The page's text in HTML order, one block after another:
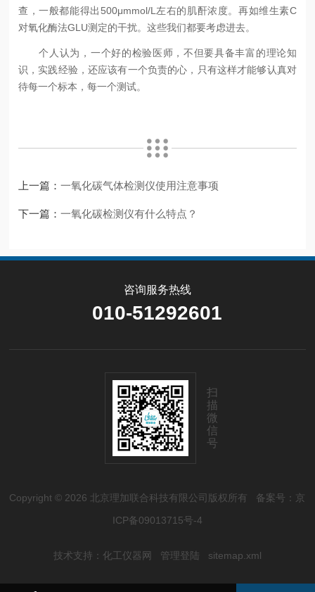
查，一般都能得出500μmmol/L左右的肌酐浓度。再如维生素C
对氧化酶法GLU测定的干扰。这些我们都要考虑进去。
个人认为，一个好的检验医师，不但要具备丰富的理论知
识，实践经验，还应该有一个负责的心，只有这样才能够认真对
待每一个标本，每一个测试。
上一篇：一氧化碳气体检测仪使用注意事项
下一篇：一氧化碳检测仪有什么特点？
咨询服务热线
010-51292601
扫
描
微
信
号
Copyright © 2026 北京理加联合科技有限公司版权所有 备案号：京
ICP备09013715号-4
技术支持： 化工仪器网 管理登陆 sitemap.xml